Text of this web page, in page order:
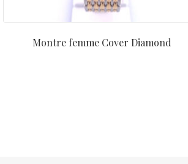
Montre femme Cover Diamond